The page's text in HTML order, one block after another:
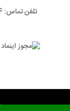
تلفن تماس: 07633468724 - از شنبه تا پنج شنبه 9 تا 20
تمام حقوق این